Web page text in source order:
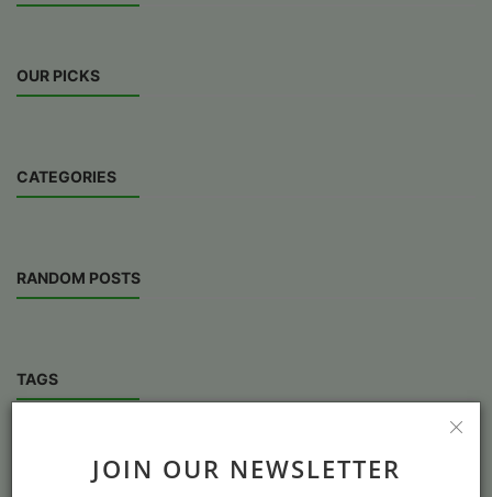
JOIN OUR NEWSLETTER
OUR PICKS
CATEGORIES
RANDOM POSTS
TAGS
VOTING POLL